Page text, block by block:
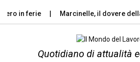
in ferie Marcinelle, il dovere della
Quotidiano di attualità